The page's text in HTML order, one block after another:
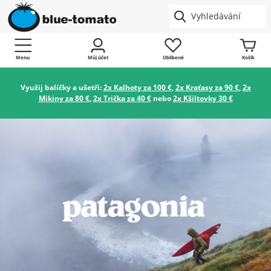
Menu Můj účet Oblíbené Košík
Využij balíčky a ušetři:2x Kalhoty za 100 €,2x Kraťasy za 90 €,2x
Mikiny za 80 €,2x Trička za 40 €nebo2x Kšiltovky 30 €